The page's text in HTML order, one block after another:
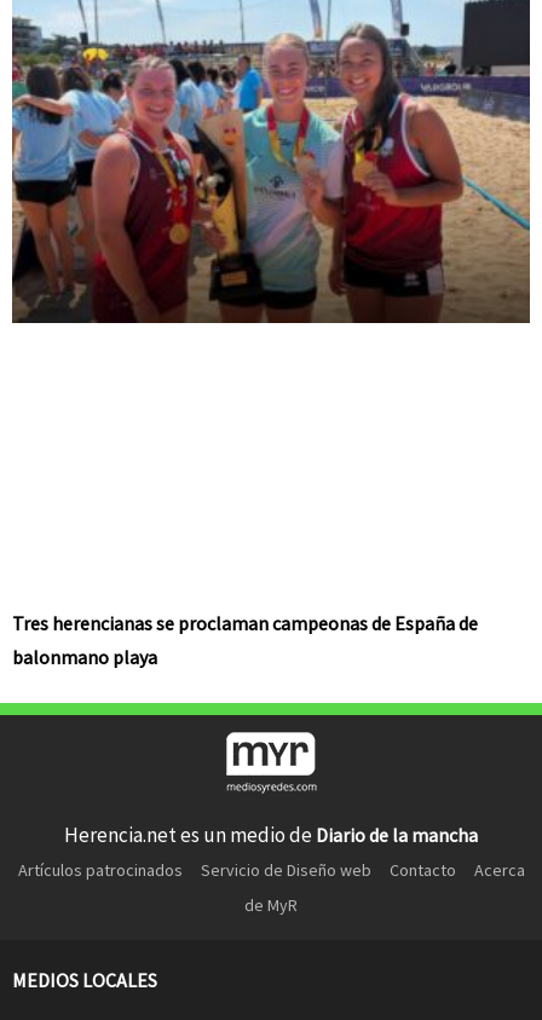
Tres herencianas se proclaman campeonas de España de
balonmano playa
Herencia.net es un medio de Diario de la mancha
Artículos patrocinados Servicio de Diseño web Contacto
Acerca
de MyR
MEDIOS LOCALES